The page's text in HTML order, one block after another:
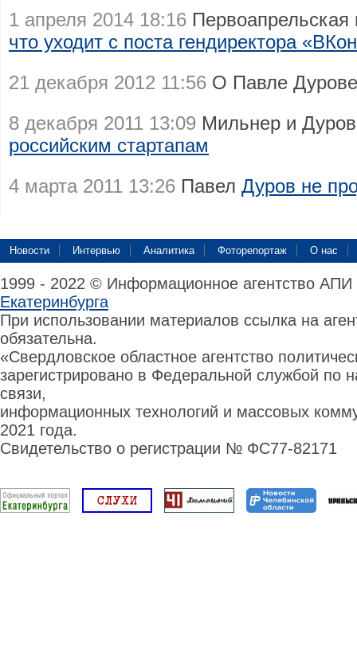
1 апреля 2014 18:16
что уходит с поста гендиректора
21 декабря 2012 11:56 О Павле
8 декабря 2011 13:09 Мильнер и Дуров
российским стартапам
4 марта 2011 13:26 Павел Дуров не
Новости Интервью Аналитика Фоторепортаж О нас
1999 - 2022 © Информационное агентство
Екатеринбурга
При использовании материалов ссылка на
обязательна.
«Свердловское областное агентство
зарегистрировано в Федеральной службой по
связи,
информационных технологий и массовых
2021 года.
Свидетельство о регистрации № ФС77-82171